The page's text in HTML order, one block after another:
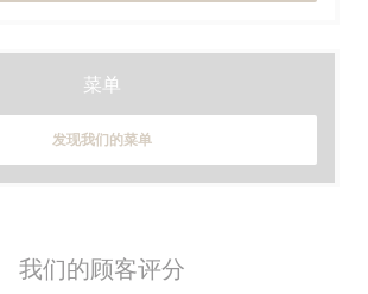
我们的顾客评分
菜单
发现我们的菜单